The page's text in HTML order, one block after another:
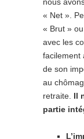
« Net ».
« Brut »
avec les
facilement
de son
au
retraite. Il
partie